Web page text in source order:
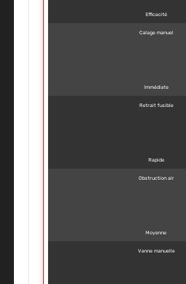
Efficacité
Calage manuel
Immédiate
Retrait fusible
Rapide
Obstruction air
Moyenne
Vanne manuelle